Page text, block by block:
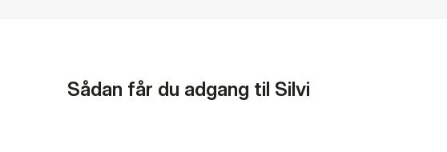
Sådan får du adgang til Silvi